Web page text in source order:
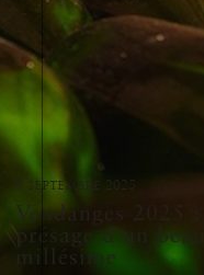
9 septembre 2025
Vendanges 2025 :
présage d'un beau
millésime